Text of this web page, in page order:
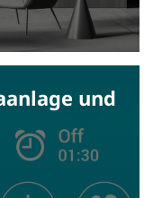
und